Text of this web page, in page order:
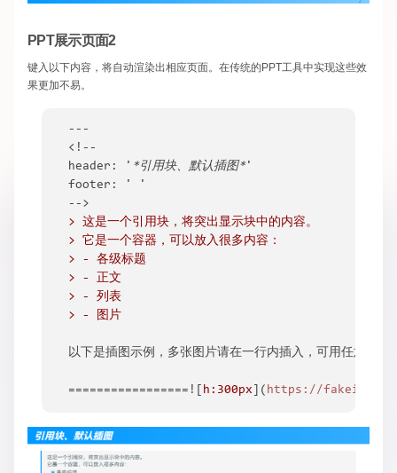
PPT展示页面2
键入以下内容，将自动渲染出相应页面。在传统的PPT工具中实现这些效
果更加不易。
---
<!--
header: ' *引用块、默认插图*'
footer: ' '
> 这是一个引用块，将突出显示块中的内容。
> 它是一个容器，可以放入很多内容：
> - 各级标题
> - 正文
> - 列表
> - 图片
以下是插图示例，多张图片请在一行内插入，可用任意字
=================![ h:300px ]( https://fakeimg.pl/